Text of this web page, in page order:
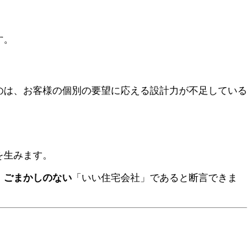
、お客様の個別の要望に応える設計力が不足している
みます。
ごまかしのない 「いい住宅会社」であると断言できま